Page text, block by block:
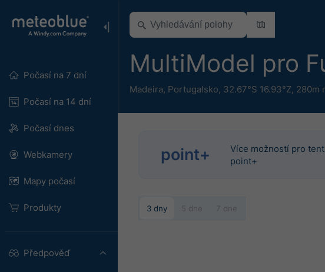
Počasí na 7 dní
Počasí na 14 dní
Počasí dnes
Webkamery
Mapy počasí
Produkty
Předpověď
MultiModel pro
Madeira, Portugalsko, 32.67°S 16.93°Z, 280m
point+
Více možností pro
point+
3 dny 5 dne 7 dne